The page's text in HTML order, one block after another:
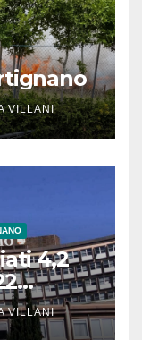
VILLANI
4,2
VILLANI